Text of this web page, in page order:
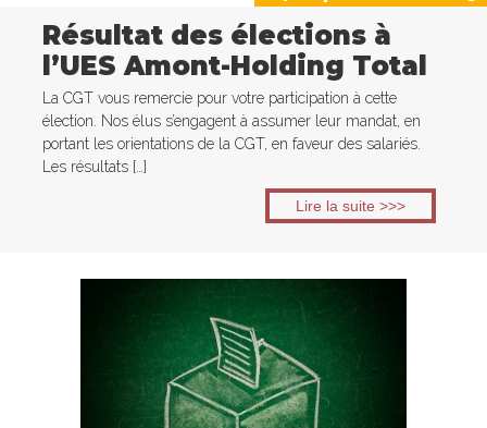
Résultat des élections à
l’UES Amont-Holding Total
La CGT vous remercie pour votre participation à cette
élection. Nos élus s’engagent à assumer leur mandat, en
portant les orientations de la CGT, en faveur des salariés.
Les résultats […]
Lire la suite >>>